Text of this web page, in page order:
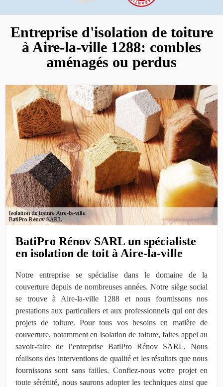
Entreprise d'isolation de toiture
à Aire-la-ville 1288: combles
aménagés ou perdus
BatiPro Rénov SARL un spécialiste
en isolation de toit à Aire-la-ville
Notre entreprise se spécialise dans le domaine de la
couverture depuis de nombreuses années. Notre siège social
se trouve à Aire-la-ville 1288 et nous fournissons nos
prestations aux particuliers et aux professionnels qui ont des
projets de toiture. Pour tous vos besoins en matière de
couverture, notamment en isolation de toiture, faites appel au
savoir-faire de l’entreprise BatiPro Rénov SARL. Nous
réalisons des interventions de qualité et les résultats que nous
fournissons sont sans failles. Confiez-nous votre projet en
toute sérénité, nous saurons adopter les techniques ainsi que